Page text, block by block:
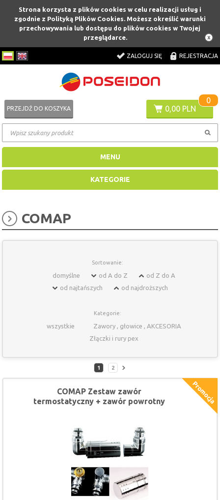
Strona korzysta z plików cookies w celu realizacji usług i
zgodnie z Polityką Plików Cookies. Możesz określić warunki
przechowywania lub dostępu do plików cookies w Twojej
przeglądarce.
ZALOGUJ SIĘ REJESTRACJA
0,00 PLN
0
PRZEJDŹ DO KOSZYKA
MENU
KATEGORIE
COMAP
Sortowanie:
domyślne od A do Z
od Z do A
od najtańszych
od najdroższych
Kategorie:
wszystkie
Zawory , głowice , AKCESORIA
Złączki i rury pex
1 2
COMAP Zestaw zawór
termostatyczny + zawór powrotny